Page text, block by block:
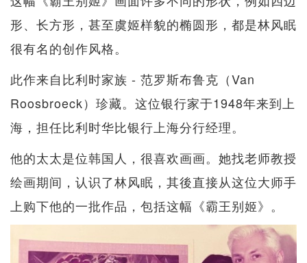
形、长方形，甚至虞姬样貌的椭圆形，都是林风眠
很有名的创作风格。
此作来自比利时家族 - 范罗斯布鲁克（Van
Roosbroeck）珍藏。这位银行家于1948年来到上
海，担任比利时华比银行上海分行经理。
他的太太是位韩国人，很喜欢画画。她找老师教授
绘画期间，认识了林风眠，其後直接从这位大师手
上购下他的一批作品，包括这幅《霸王别姬》。